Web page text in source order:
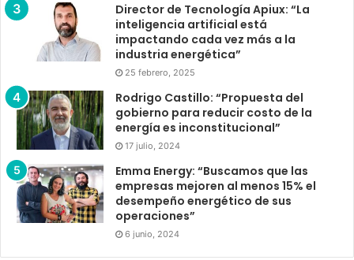
Director de Tecnología Apiux: “La
inteligencia artificial está
impactando cada vez más a la
industria energética”
25 febrero, 2025
Rodrigo Castillo: “Propuesta del
gobierno para reducir costo de la
energía es inconstitucional”
17 julio, 2024
Emma Energy: “Buscamos que las
empresas mejoren al menos 15% el
desempeño energético de sus
operaciones”
6 junio, 2024